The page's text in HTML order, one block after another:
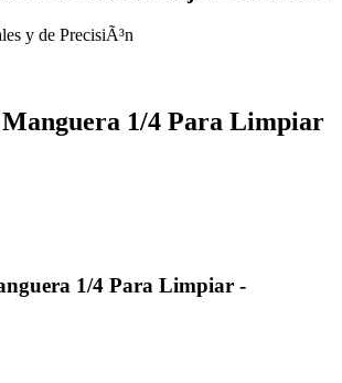
y de PrecisiÃ³n
1/4 Para Limpiar
1/4 Para Limpiar -